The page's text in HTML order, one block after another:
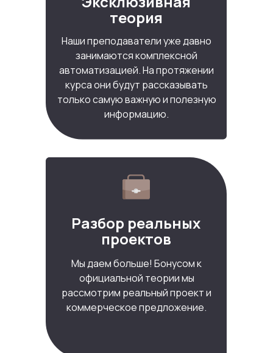
теория
Наши преподаватели уже давно
занимаются комплексной
автоматизацией. На протяжении
курса они будут рассказывать
только самую важную и полезную
информацию.
Разбор реальных
проектов
Мы даем больше! Бонусом к
официальной теории мы
рассмотрим реальный проект и
коммерческое предложение.